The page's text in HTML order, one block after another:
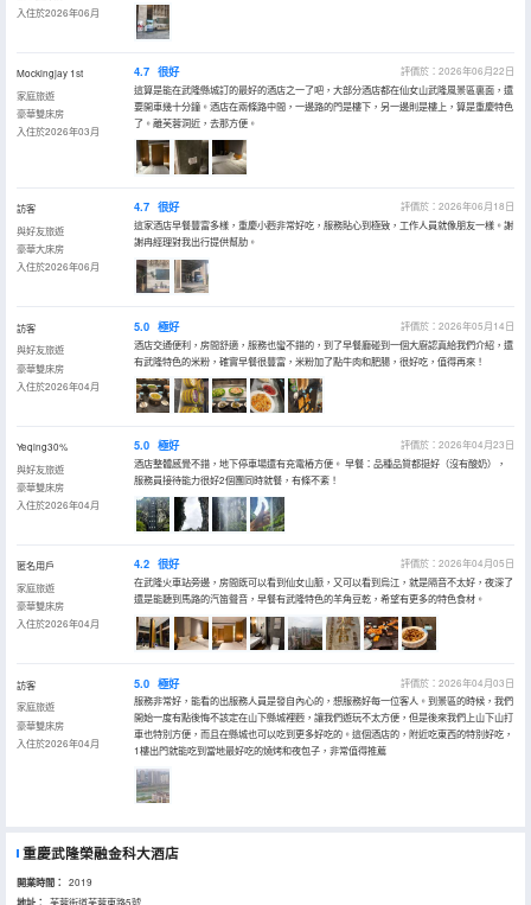
入住於2026年06月
Mockingjay 1st
家庭旅遊
豪華雙床房
入住於2026年03月
4.7 很好
評價於：2026年06月22日
這算是能在武隆縣城訂的最好的酒店之一了吧，大部分酒店都在仙女山武隆風景區裏面，還
要開車幾十分鐘。酒店在兩條路中間，一邊路的門是樓下，另一邊則是樓上，算是重慶特色
了。離芙蓉洞近，去那方便。
訪客
與好友旅遊
豪華大床房
入住於2026年06月
4.7 很好
評價於：2026年06月18日
這家酒店早餐豐富多樣，重慶小麪非常好吃，服務貼心到極致，工作人員就像朋友一樣。謝
謝冉經理對我出行提供幫肋。
訪客
與好友旅遊
豪華雙床房
入住於2026年04月
5.0 極好
評價於：2026年05月14日
酒店交通便利，房間舒適，服務也蠻不錯的，到了早餐廳碰到一個大廚認真給我們介紹，還
有武隆特色的米粉，確實早餐很豐富，米粉加了點牛肉和肥腸，很好吃，值得再來！
Yeqing30%
與好友旅遊
豪華雙床房
入住於2026年04月
5.0 極好
評價於：2026年04月23日
酒店整體感覺不錯，地下停車場還有充電樁方便。 早餐：品種品質都挺好（沒有酸奶），
服務員接待能力很好2個團同時就餐，有條不紊！
匿名用戶
家庭旅遊
豪華雙床房
入住於2026年04月
4.2 很好
評價於：2026年04月05日
在武隆火車站旁邊，房間既可以看到仙女山脈，又可以看到烏江，就是隔音不太好，夜深了
還是能聽到馬路的汽笛聲音，早餐有武隆特色的羊角豆乾，希望有更多的特色食材。
訪客
家庭旅遊
豪華雙床房
入住於2026年04月
5.0 極好
評價於：2026年04月03日
服務非常好，能看的出服務人員是發自內心的，想服務好每一位客人。到景區的時候，我們
開始一度有點後悔不該定在山下縣城裡麪，讓我們遊玩不太方便，但是後來我們上山下山打
車也特別方便，而且在縣城也可以吃到更多好吃的。這個酒店的，附近吃東西的特別好吃，
1樓出門就能吃到當地最好吃的燒烤和夜包子，非常值得推薦
重慶武隆榮融金科大酒店
開業時間： 2019
地址： 芙蓉街道芙蓉東路5號